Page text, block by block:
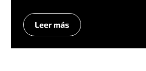
Leer más